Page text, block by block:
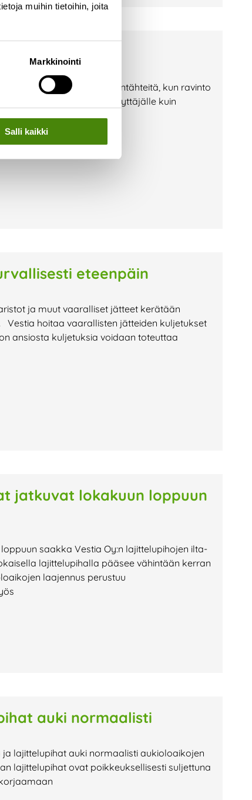
muihin tietoihin, joita
Markkinointi
Salli kaikki
jäteastioille etsimään ruuantähteitä, kun ravinto
vaaraksi niin jäteastian käyttäjälle kuin
että jäteastiasi on
eteenpäin
ja muut vaaralliset jätteet kerätään
hoitaa vaarallisten jätteiden kuljetukset
ansiosta kuljetuksia voidaan toteuttaa
jatkuvat lokakuun loppuun
saakka Vestia Oy:n lajittelupihojen ilta-
lajittelupihalla pääsee vähintään kerran
laajennus perustuu
auki normaalisti
ja lajittelupihat auki normaalisti aukioloaikojen
ovat poikkeuksellisesti suljettuna